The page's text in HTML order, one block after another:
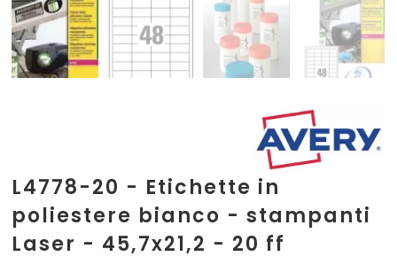
L4778-20 - Etichette in
poliestere bianco - stampanti
Laser - 45,7x21,2 - 20 ff